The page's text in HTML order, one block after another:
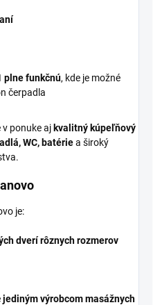
plne funkčnú, kde je možné
čerpadla
ponuke ajkvalitný kúpeľňový
WC, batériea široký
je:
dverí rôznych rozmerov
jediným výrobcom masážnych